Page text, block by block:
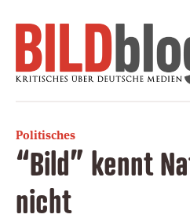
Politisches
“Bild” kennt
nicht